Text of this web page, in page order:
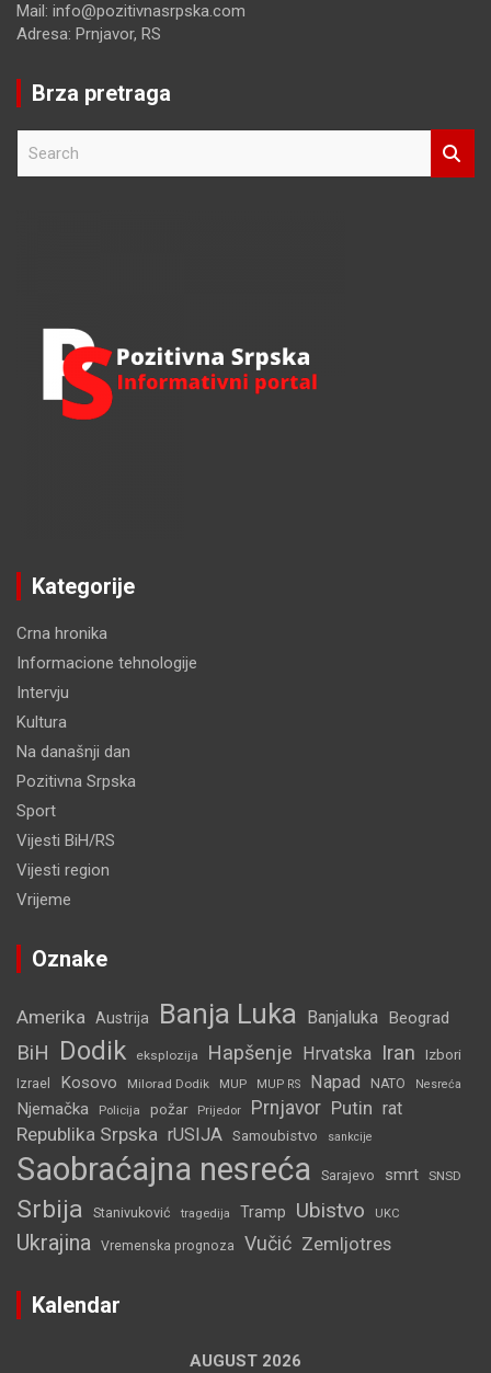
Mail: info@pozitivnasrpska.com
Adresa: Prnjavor, RS
Brza pretraga
Kategorije
Crna hronika
Informacione tehnologije
Intervju
Kultura
Na današnji dan
Pozitivna Srpska
Sport
Vijesti BiH/RS
Vijesti region
Vrijeme
Oznake
Amerika Austrija Banja Luka Banjaluka Beograd
BiH Dodik eksplozija Hapšenje Hrvatska Iran Izbori
Izrael Kosovo Milorad Dodik MUP MUP RS Napad NATO Nesreća
Njemačka Policija požar Prijedor Prnjavor Putin rat
Republika Srpska rUSIJA Samoubistvo sankcije
Saobraćajna nesreća Sarajevo smrt SNSD
Srbija Stanivuković tragedija Tramp Ubistvo UKC
Ukrajina Vremenska prognoza Vučić Zemljotres
Kalendar
AUGUST 2026